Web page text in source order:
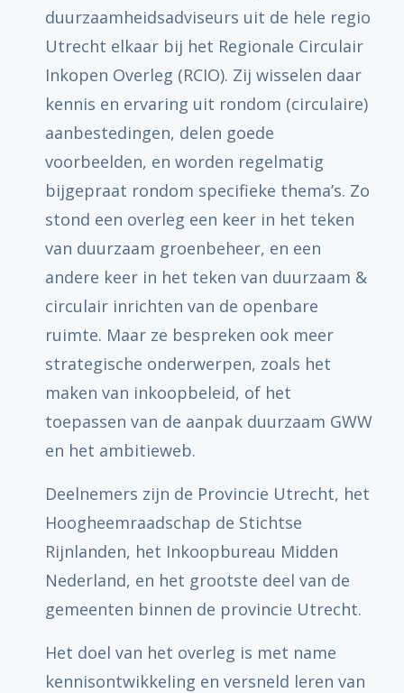
duurzaamheidsadviseurs uit de hele regio
Utrecht elkaar bij het Regionale Circulair
Inkopen Overleg (RCIO). Zij wisselen daar
kennis en ervaring uit rondom (circulaire)
aanbestedingen, delen goede
voorbeelden, en worden regelmatig
bijgepraat rondom specifieke thema’s. Zo
stond een overleg een keer in het teken
van duurzaam groenbeheer, en een
andere keer in het teken van duurzaam &
circulair inrichten van de openbare
ruimte. Maar ze bespreken ook meer
strategische onderwerpen, zoals het
maken van inkoopbeleid, of het
toepassen van de aanpak duurzaam GWW
en het ambitieweb.
Deelnemers zijn de Provincie Utrecht, het
Hoogheemraadschap de Stichtse
Rijnlanden, het Inkoopbureau Midden
Nederland, en het grootste deel van de
gemeenten binnen de provincie Utrecht.
Het doel van het overleg is met name
kennisontwikkeling en versneld leren van